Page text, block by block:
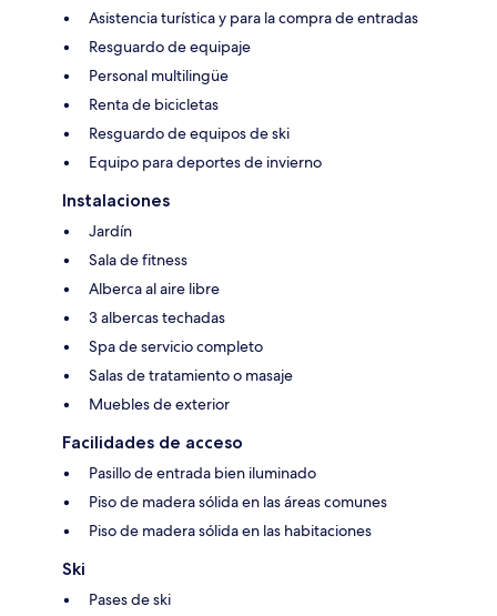
Asistencia turística y para la compra de entradas
Resguardo de equipaje
Personal multilingüe
Renta de bicicletas
Resguardo de equipos de ski
Equipo para deportes de invierno
Instalaciones
Jardín
Sala de fitness
Alberca al aire libre
3 albercas techadas
Spa de servicio completo
Salas de tratamiento o masaje
Muebles de exterior
Facilidades de acceso
Pasillo de entrada bien iluminado
Piso de madera sólida en las áreas comunes
Piso de madera sólida en las habitaciones
Ski
Pases de ski